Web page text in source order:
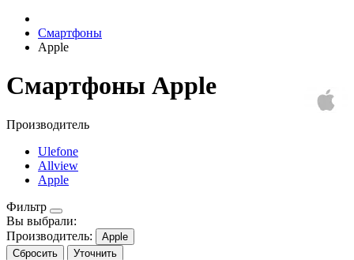
Смартфоны
Apple
Смартфоны Apple
Производитель
Ulefone
Allview
Apple
Фильтр
Вы выбрали:
Производитель:
Apple
Сбросить
Уточнить